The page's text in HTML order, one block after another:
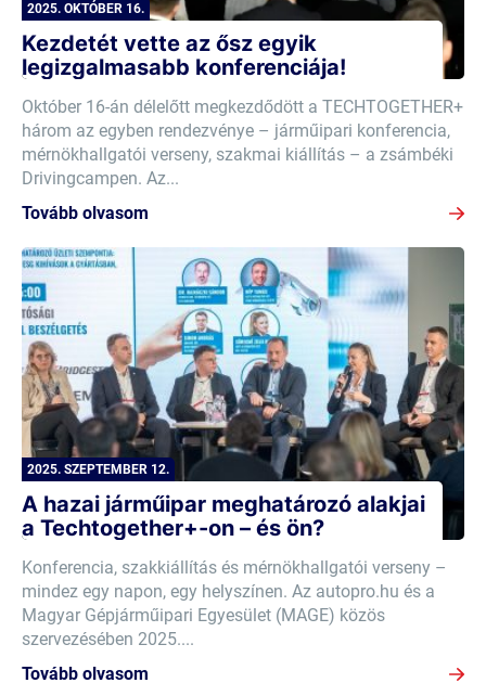
2025. OKTÓBER 16.
Kezdetét vette az ősz egyik
legizgalmasabb konferenciája!
Október 16-án délelőtt megkezdődött a TECHTOGETHER+
három az egyben rendezvénye – járműipari konferencia,
mérnökhallgatói verseny, szakmai kiállítás – a zsámbéki
Drivingcampen. Az...
Tovább olvasom
2025. SZEPTEMBER 12.
A hazai járműipar meghatározó alakjai
a Techtogether+-on – és ön?
Konferencia, szakkiállítás és mérnökhallgatói verseny –
mindez egy napon, egy helyszínen. Az autopro.hu és a
Magyar Gépjárműipari Egyesület (MAGE) közös
szervezésében 2025....
Tovább olvasom